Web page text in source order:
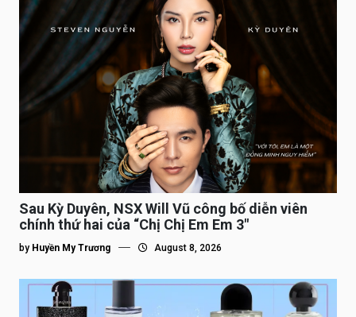
Sau Kỳ Duyên, NSX Will Vũ công bố diễn viên
chính thứ hai của “Chị Chị Em Em 3″
by Huyền My Trương August 8, 2026